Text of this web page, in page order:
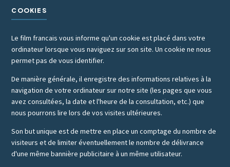
COOKIES
Le film francais vous informe qu'un cookie est placé dans votre
ordinateur lorsque vous naviguez sur son site. Un cookie ne nous
permet pas de vous identifier.
De manière générale, il enregistre des informations relatives à la
navigation de votre ordinateur sur notre site (les pages que vous
avez consultées, la date et l'heure de la consultation, etc.) que
nous pourrons lire lors de vos visites ultérieures.
Son but unique est de mettre en place un comptage du nombre de
visiteurs et de limiter éventuellement le nombre de délivrance
d'une même bannière publicitaire à un même utilisateur.